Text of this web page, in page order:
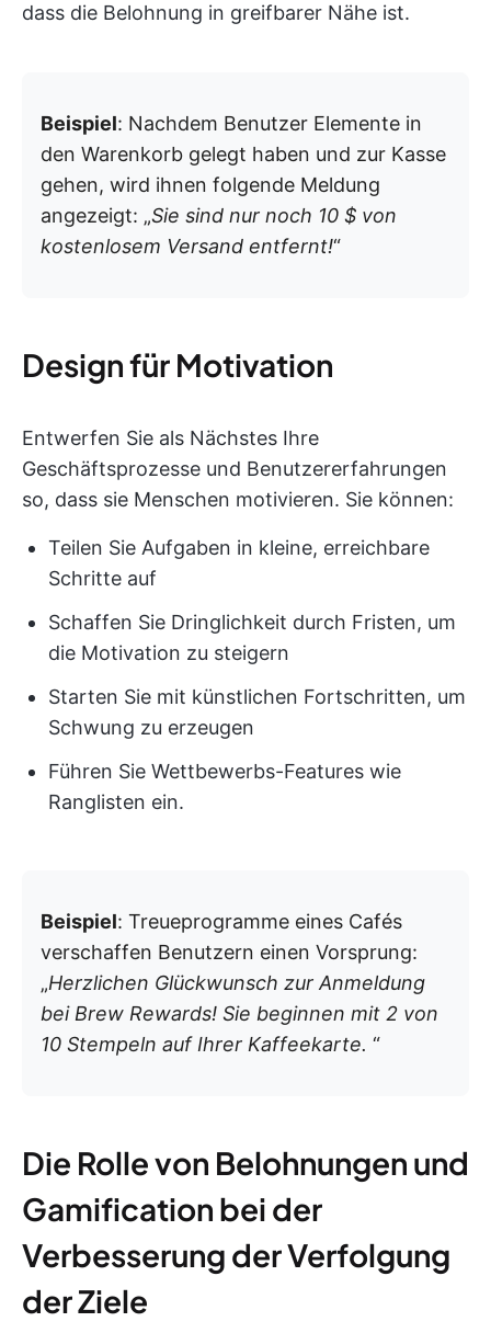
dass die Belohnung in greifbarer Nähe ist.
Beispiel: Nachdem Benutzer Elemente in
den Warenkorb gelegt haben und zur Kasse
gehen, wird ihnen folgende Meldung
angezeigt: „Sie sind nur noch 10 $ von
kostenlosem Versand entfernt!“
Design für Motivation
Entwerfen Sie als Nächstes Ihre
Geschäftsprozesse und Benutzererfahrungen
so, dass sie Menschen motivieren. Sie können:
Teilen Sie Aufgaben in kleine, erreichbare
Schritte auf
Schaffen Sie Dringlichkeit durch Fristen, um
die Motivation zu steigern
Starten Sie mit künstlichen Fortschritten, um
Schwung zu erzeugen
Führen Sie Wettbewerbs-Features wie
Ranglisten ein.
Beispiel: Treueprogramme eines Cafés
verschaffen Benutzern einen Vorsprung:
„Herzlichen Glückwunsch zur Anmeldung
bei Brew Rewards! Sie beginnen mit 2 von
10 Stempeln auf Ihrer Kaffeekarte. “
Die Rolle von Belohnungen und
Gamification bei der
Verbesserung der Verfolgung
der Ziele